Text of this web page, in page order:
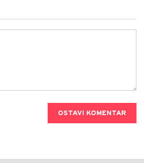
OSTAVI KOMENTAR